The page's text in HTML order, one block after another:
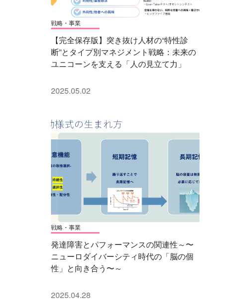
戦略・事業
【完全保存版】突き抜け人材の“特性診
断”とタイプ別マネジメント戦略：未来の
ユニコーンを支える「人の見立て力」
2025.05.02
戦略・事業
発達障害とパフォーマンスの関連性～〜
ニューロダイバーシティ時代の「脳の個
性」と向き合う〜～
2025.04.28